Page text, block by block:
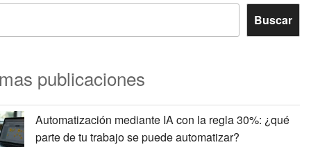
Buscar
publicaciones
Automatización mediante IA con la regla 30%: ¿qué
parte de tu trabajo se puede automatizar?